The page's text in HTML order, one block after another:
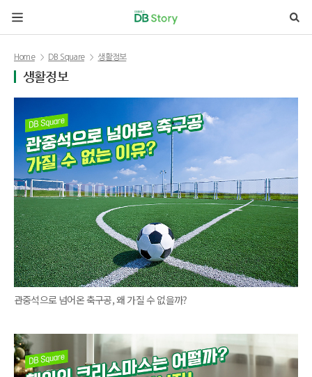
Home DB Square 생활정보
생활정보
관중석으로 넘어온 축구공, 왜 가질 수 없을까?